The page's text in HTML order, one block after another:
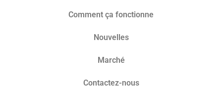
Comment ça fonctionne
Nouvelles
Marché​
Contactez-nous